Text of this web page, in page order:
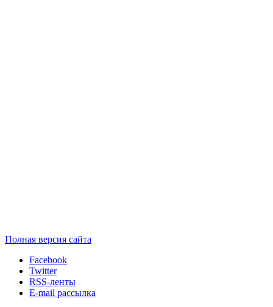
Полная версия сайта
Facebook
Twitter
RSS-ленты
E-mail рассылка